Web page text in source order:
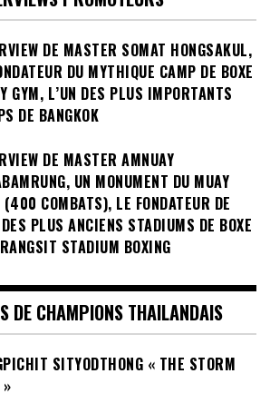
DE MASTER SOMAT HONGSAKUL,
DU MYTHIQUE CAMP DE BOXE
GYM, L’UN DES PLUS IMPORTANTS
DE BANGKOK
DE MASTER AMNUAY
UN MONUMENT DU MUAY
COMBATS), LE FONDATEUR DE
DES PLUS ANCIENS STADIUMS DE BOXE
STADIUM BOXING
DE CHAMPIONS THAILANDAIS
SITYODTHONG « THE STORM